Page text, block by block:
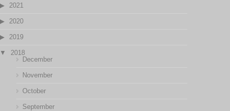
2021
2020
2019
2018
December
November
October
September